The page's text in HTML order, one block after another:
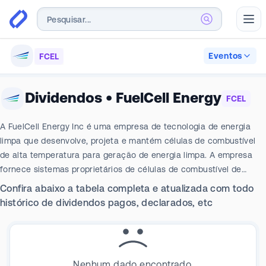
FCEL Eventos
Dividendos • FuelCell Energy FCEL
A FuelCell Energy Inc é uma empresa de tecnologia de energia
limpa que desenvolve, projeta e mantém células de combustível
de alta temperatura para geração de energia limpa. A empresa
fornece sistemas proprietários de células de combustível de
carbonato fundido que geram eletricidade eletroquimicamente
com emissões ultrabaixas e alta eficiência, e opera como
instalação e manutenção de seus sistemas sob contratos de
compra de energia, serviços e engenharia de longo prazo. A
Confira abaixo a tabela completa e atualizada com todo
histórico de dividendos pagos, declarados, etc